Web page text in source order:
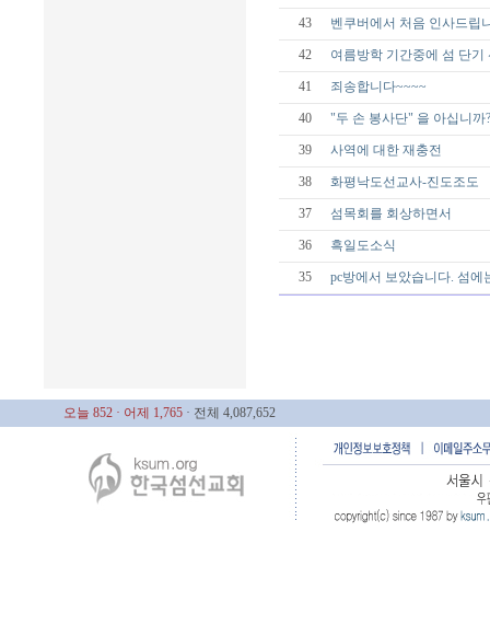
43 벤쿠버에서 처음 인사드립
42 여름방학 기간중에 섬 단기
41 죄송합니다~~~~
40 "두 손 봉사단" 을 아십니까?
39 사역에 대한 재충전
38 화평낙도선교사-진도조도
37 섬목회를 회상하면서
36 흑일도소식
35 pc방에서 보았습니다. 섬에
오늘 852 · 어제 1,765 · 전체 4,087,652